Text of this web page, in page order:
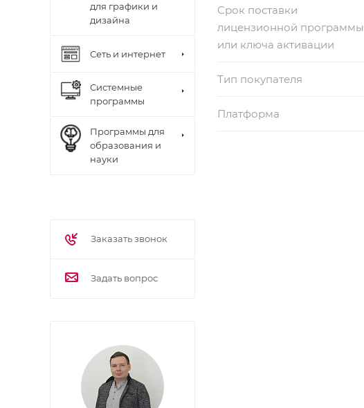
Срок поставки
лицензионной программы
или ключа активации
Тип покупателя
Платформа
для графики и
дизайна
Сеть и интернет
Системные
программы
Программы для
образования и
науки
Заказать звонок
Задать вопрос